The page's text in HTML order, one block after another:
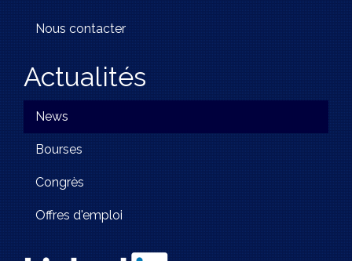
Nous contacter
Actualités
News
Bourses
Congrès
Offres d'emploi